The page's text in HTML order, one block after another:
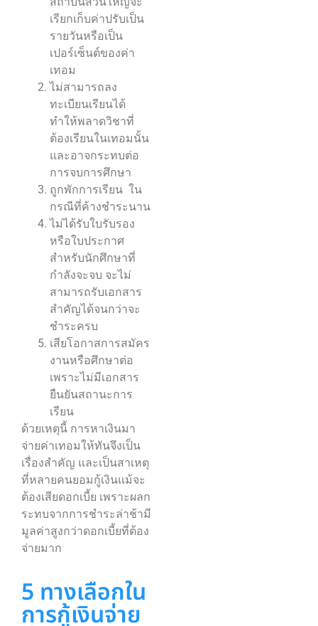
เรียกเก็บค่าปรับเป็น
รายวันหรือเป็น
เปอร์เซ็นต์ของค่า
เทอม
ไม่สามารถลง
ทะเบียนเรียนได้
ทำให้พลาดวิชาที่
ต้องเรียนในเทอมนั้น
และอาจกระทบต่อ
การจบการศึกษา
ถูกพักการเรียน ใน
กรณีที่ค้างชำระนาน
ไม่ได้รับใบรับรอง
หรือใบประกาศ
สำหรับนักศึกษาที่
กำลังจะจบ จะไม่
สามารถรับเอกสาร
สำคัญได้จนกว่าจะ
ชำระครบ
เสียโอกาสการสมัคร
งานหรือศึกษาต่อ
เพราะไม่มีเอกสาร
ยืนยันสถานะการ
เรียน
ด้วยเหตุนี้ การหาเงินมา
จ่ายค่าเทอมให้ทันจึงเป็น
เรื่องสำคัญ และเป็นสาเหตุ
ที่หลายคนยอมกู้เงินแม้จะ
ต้องเสียดอกเบี้ย เพราะผลก
ระทบจากการชำระล่าช้ามี
มูลค่าสูงกว่าดอกเบี้ยที่ต้อง
จ่ายมาก
5 ทางเลือกใน
การกู้เงินจ่าย